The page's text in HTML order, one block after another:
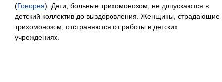
(Гонорея)
Дети, больные трихомонозом, не допускаются в
детский коллектив до выздоровления. Женщины, страдающие
трихомонозом, отстраняются от работы в детских
учреждениях.